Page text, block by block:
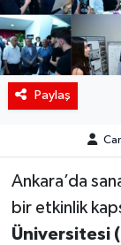
Paylaş
Ankara’da
bir etkinlik
Üniversitesi
Teknoloji
Yaşam